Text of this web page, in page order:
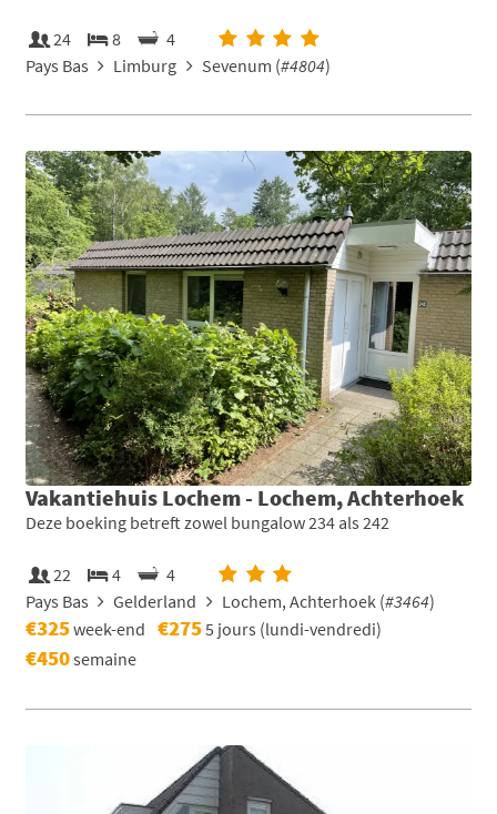
24 8
4
Pays Bas
Limburg Sevenum (#4804)
Vakantiehuis Lochem - Lochem, Achterhoek
Deze boeking betreft zowel bungalow 234 als 242
22 4
4
Pays Bas
Gelderland Lochem, Achterhoek (#3464)
€325week-end €2755 jours (lundi-vendredi)
€450semaine